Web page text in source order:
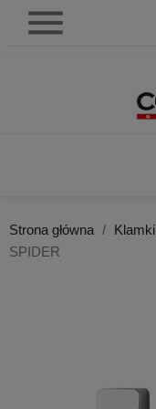

Strona główna Klamki
SPIDER